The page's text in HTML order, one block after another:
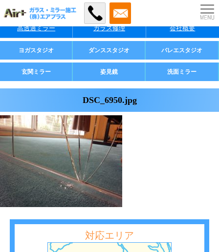
特徴 料金
高透過ミラー ガラス修理 会社概要
業者様・店舗様向け
ヨガスタジオ ダンススタジオ バレエスタジオ
ご家庭用
玄関ミラー 姿見鏡 洗面ミラー
DSC_6950.jpg
対応エリア